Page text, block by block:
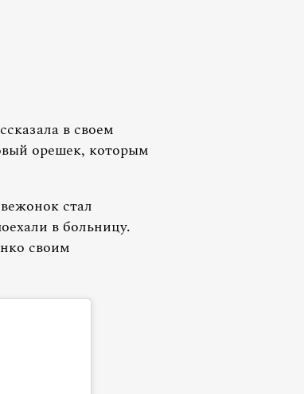
в своем
орешек, которым
стал
в больницу.
своим